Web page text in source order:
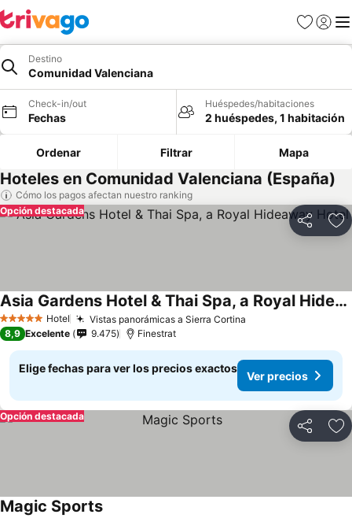
Favoritos
Iniciar
Destino
Comunidad Valenciana
Check-in/out
Fechas
Huéspedes/habitaciones
2 huéspedes, 1 habitación
Ordenar Filtrar Mapa
Hoteles en Comunidad Valenciana (España)
Cómo los pagos afectan nuestro ranking
Compartir
Opción destacada
5 Estrellas Hotel Vistas panorámicas a Sierra Cortina
Asia Gardens Hotel & Thai Spa, a Royal Hideaway Hotel
8,9 Excelente 9.475 Finestrat
Elige fechas para ver los precios exactos
Ver precios
Compartir
Opción destacada
Magic Sports